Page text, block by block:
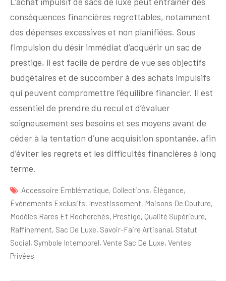
conséquences financières regrettables, notamment
des dépenses excessives et non planifiées. Sous
l’impulsion du désir immédiat d’acquérir un sac de
prestige, il est facile de perdre de vue ses objectifs
budgétaires et de succomber à des achats impulsifs
qui peuvent compromettre l’équilibre financier. Il est
essentiel de prendre du recul et d’évaluer
soigneusement ses besoins et ses moyens avant de
céder à la tentation d’une acquisition spontanée, afin
d’éviter les regrets et les difficultés financières à long
terme.
Accessoire Emblématique, Collections, Élégance,
Événements Exclusifs, Investissement, Maisons De Couture,
Modèles Rares Et Recherchés, Prestige, Qualité Supérieure,
Raffinement, Sac De Luxe, Savoir-Faire Artisanal, Statut
Social, Symbole Intemporel, Vente Sac De Luxe, Ventes
Privées